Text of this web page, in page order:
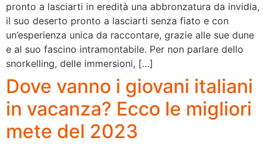
pronto a lasciarti in eredità una abbronzatura da invidia,
il suo deserto pronto a lasciarti senza fiato e con
un’esperienza unica da raccontare, grazie alle sue dune
e al suo fascino intramontabile. Per non parlare dello
snorkelling, delle immersioni, […]
Dove vanno i giovani italiani
in vacanza? Ecco le migliori
mete del 2023